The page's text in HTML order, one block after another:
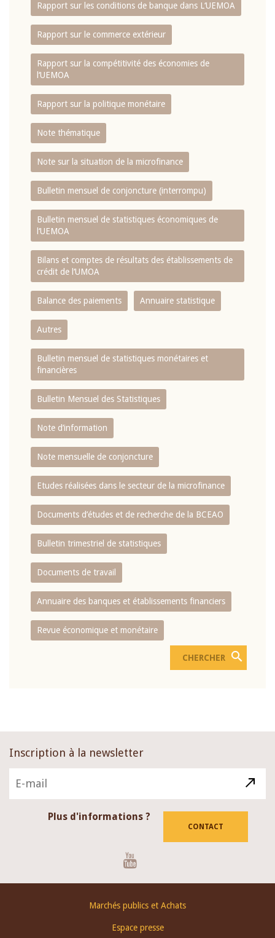
Rapport sur les conditions de banque dans L‘UEMOA
Rapport sur le commerce extérieur
Rapport sur la compétitivité des économies de
l‘UEMOA
Rapport sur la politique monétaire
Note thématique
Note sur la situation de la microfinance
Bulletin mensuel de conjoncture (interrompu)
Bulletin mensuel de statistiques économiques de
l‘UEMOA
Bilans et comptes de résultats des établissements de
crédit de l‘UMOA
Balance des paiements Annuaire statistique
Autres
Bulletin mensuel de statistiques monétaires et
financières
Bulletin Mensuel des Statistiques
Note d’information
Note mensuelle de conjoncture
Etudes réalisées dans le secteur de la microfinance
Documents d’études et de recherche de la BCEAO
Bulletin trimestriel de statistiques
Documents de travail
Annuaire des banques et établissements financiers
Revue économique et monétaire
Inscription à la newsletter
Plus d'informations ?
CONTACT
Marchés publics et Achats
Espace presse